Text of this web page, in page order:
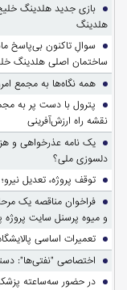
بازی جدید هلدینگ
هلدینگ
سوالِ تاکنون بی‌پاسخ
ساختمان اصلی هلدینگ
همه نگاه‌ها به مجمع
نقشه راه ارزش‌آفرینی
یک نامه عذرخواهی و
دلسوزی ملی؟
توقف پروژه، تعدیل
فراخوان مناقصه یک
و میوه پرسنل سایت
تعمیرات اساسی
اختصاصی "نفتی‌ها":
در حضور سه‌ساعته